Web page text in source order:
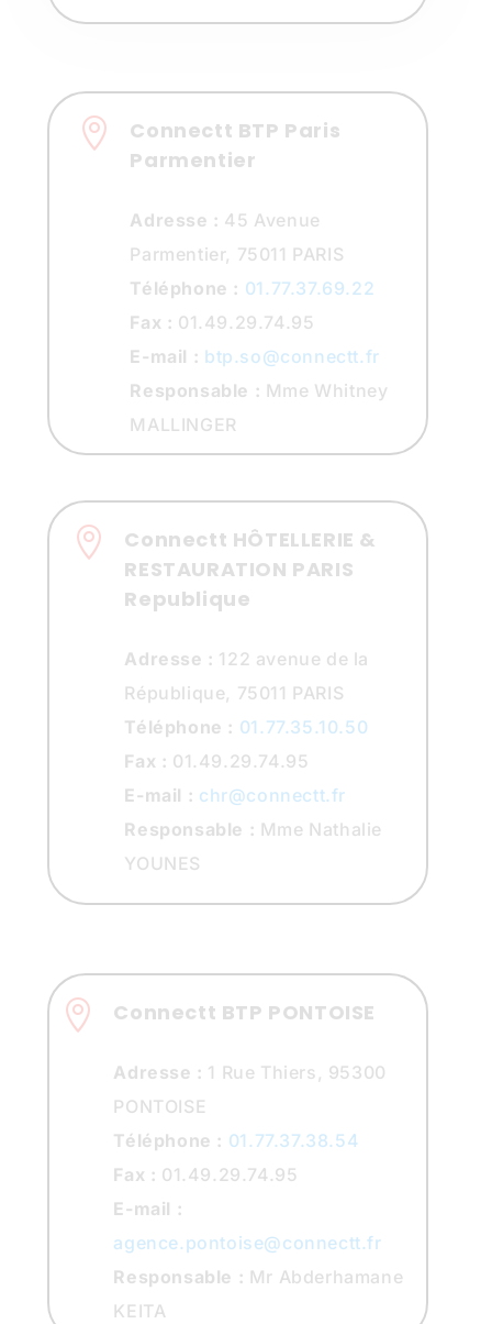

Connectt BTP Paris
Parmentier
Adresse : 45 Avenue
Parmentier, 75011 PARIS
Téléphone : 01.77.37.69.22
Fax : 01.49.29.74.95
E-mail : btp.so@connectt.fr
Responsable : Mme Whitney
MALLINGER

Connectt HÔTELLERIE &
RESTAURATION PARIS
Republique
Adresse : 122 avenue de la
République, 75011 PARIS
Téléphone : 01.77.35.10.50
Fax : 01.49.29.74.95
E-mail : chr@connectt.fr
Responsable : Mme Nathalie
YOUNES
 Connectt BTP PONTOISE
Adresse : 1 Rue Thiers, 95300
PONTOISE
Téléphone : 01.77.37.38.54
Fax : 01.49.29.74.95
E-mail :
agence.pontoise@connectt.fr
Responsable : Mr Abderhamane
KEITA